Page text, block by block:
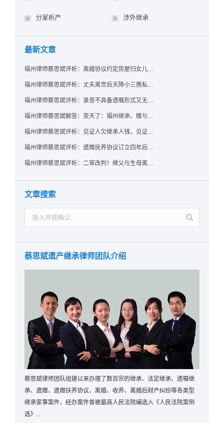
分家析产 涉外继承
最新文章
福州律师蔡思斌评析：离婚协议约定房屋归女儿所有，父亲去世后继母能否拒绝过户？
福州律师蔡思斌评析：丈夫离世后天降小三携私生子争遗产，法院正义判决保住原配80%份额！
福州律师蔡思斌评析：录音不具备遗嘱形式又无法证明赠与意愿——法院：按法定继承处理
福州律师蔡思斌解答：变天了：福州继承、赠与房产转让要收20%个税？福州国税官方回复来了！
福州律师蔡思斌评析：见证人欠继承人钱，见证遗嘱还有效吗？
福州律师蔡思斌评析：遗赠抚养协议订立四年后丧失民事行为能力，协议有效吗？
福州律师蔡思斌评析：二审改判！继父与生母离婚后，曾受其抚养的继子女是否仍享有继承权？
文章搜索
蔡思斌遗产继承律师团队介绍
蔡思斌律师团队组建以来办理了数百宗的继承、法定继承、遗嘱继
承、遗赠、遗赠扶养协议、离婚、收养、离婚后财产纠纷等各类型
继承家事案件，经办案件曾被最高人民法院编选入《人民法院案例
选》...